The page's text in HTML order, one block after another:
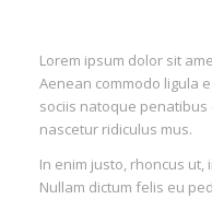
Lorem ipsum dolor sit
Aenean commodo ligula
sociis natoque penatibus
nascetur ridiculus mus.
In enim justo, rhoncus
Nullam dictum felis eu